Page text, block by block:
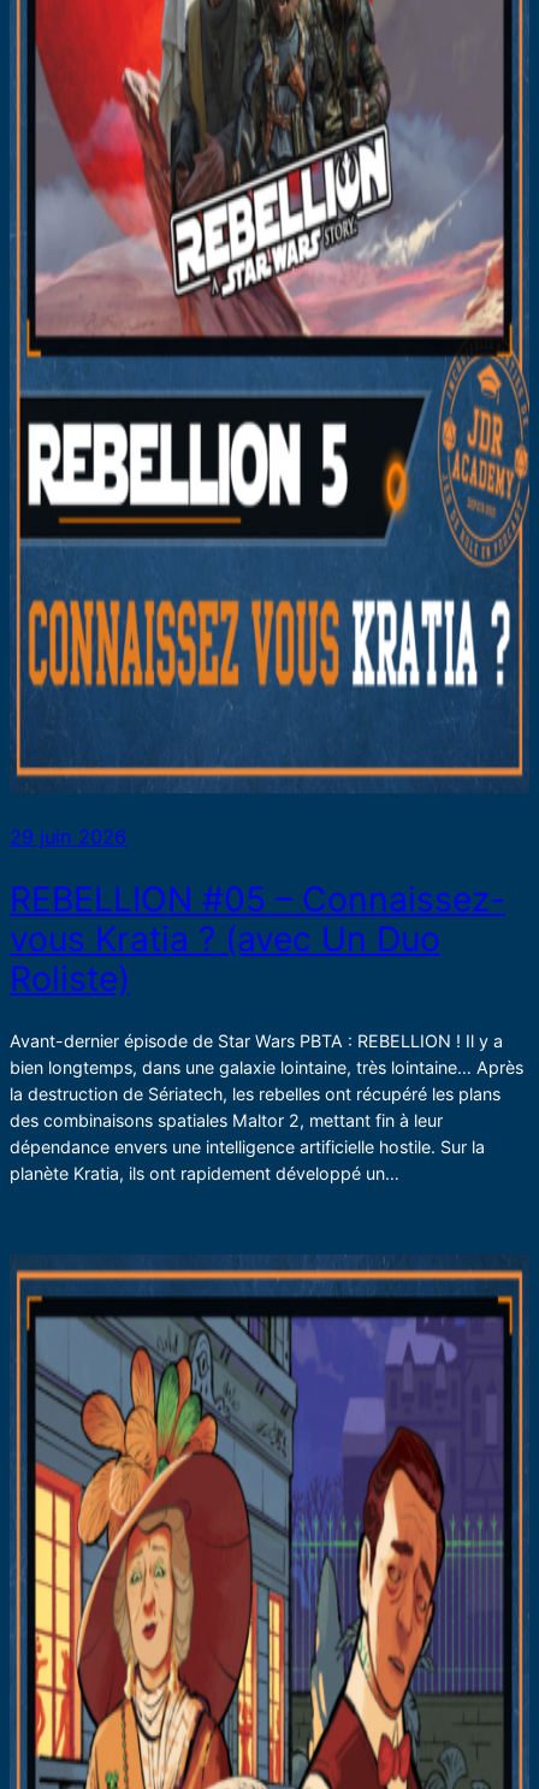
29 juin 2026
REBELLION #05 – Connaissez-
vous Kratia ? (avec Un Duo
Roliste)
Avant-dernier épisode de Star Wars PBTA : REBELLION ! Il y a
bien longtemps, dans une galaxie lointaine, très lointaine… Après
la destruction de Sériatech, les rebelles ont récupéré les plans
des combinaisons spatiales Maltor 2, mettant fin à leur
dépendance envers une intelligence artificielle hostile. Sur la
planète Kratia, ils ont rapidement développé un…